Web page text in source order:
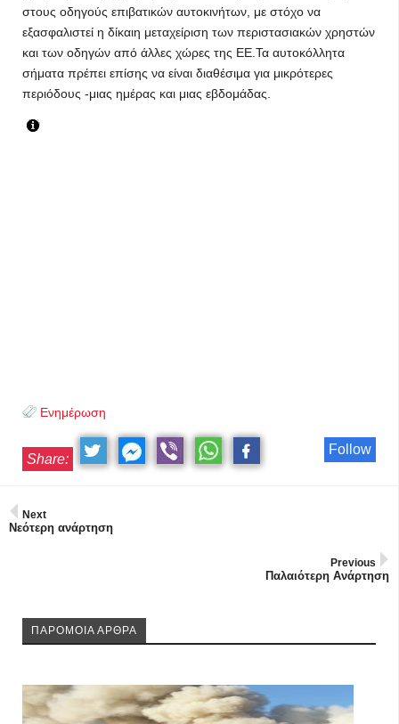
στους οδηγούς επιβατικών αυτοκινήτων, με στόχο να
εξασφαλιστεί η δίκαιη μεταχείριση των περιστασιακών χρηστών
και των οδηγών από άλλες χώρες της ΕΕ.Τα αυτοκόλλητα
σήματα πρέπει επίσης να είναι διαθέσιμα για μικρότερες
περιόδους -μιας ημέρας και μιας εβδομάδας.
Ενημέρωση
Follow
Share:
Next
Νεότερη ανάρτηση
Previous
Παλαιότερη Ανάρτηση
ΠΑΡΟΜΟΙΑ ΑΡΘΡΑ